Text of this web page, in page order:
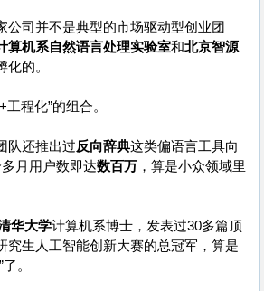
公司并不是典型的市场驱动型创业团
算机系自然语言处理实验室和北京智源
化的。
程化”的组合。
队还推出过反向辞典这类偏语言工具向
月用户数即达数百万 ，算是小众领域里
华大学计算机系博士，发表过30多篇顶
究生人工智能创新大赛的总冠军，算是
。